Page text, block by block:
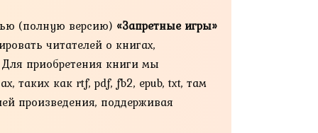
(полную версию) «Запретные игры»
читателей о книгах,
приобретения книги мы
таких как rtf, pdf, fb2, epub, txt, там
произведения, поддерживая